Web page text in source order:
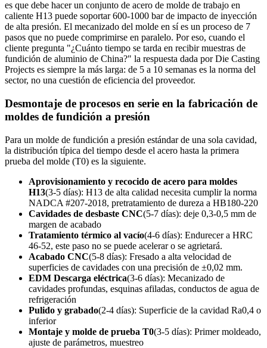
es que debe hacer un conjunto de acero de molde de trabajo en
caliente H13 puede soportar 600-1000 bar de impacto de inyección
de alta presión. El mecanizado del molde en sí es un proceso de 7
pasos que no puede comprimirse en paralelo. Por eso, cuando el
cliente pregunta "¿Cuánto tiempo se tarda en recibir muestras de
fundición de aluminio de China?" la respuesta dada por Die Casting
Projects es siempre la más larga: de 5 a 10 semanas es la norma del
sector, no una cuestión de eficiencia del proveedor.
Desmontaje de procesos en serie en la fabricación de
moldes de fundición a presión
Para un molde de fundición a presión estándar de una sola cavidad,
la distribución típica del tiempo desde el acero hasta la primera
prueba del molde (T0) es la siguiente.
Aprovisionamiento y recocido de acero para moldes
H13(3-5 días): H13 de alta calidad necesita cumplir la norma
NADCA #207-2018, pretratamiento de dureza a HB180-220
Cavidades de desbaste CNC(5-7 días): deje 0,3-0,5 mm de
margen de acabado
Tratamiento térmico al vacío(4-6 días): Endurecer a HRC
46-52, este paso no se puede acelerar o se agrietará.
Acabado CNC(5-8 días): Fresado a alta velocidad de
superficies de cavidades con una precisión de ±0,02 mm.
EDM Descarga eléctrica(3-6 días): Mecanizado de
cavidades profundas, esquinas afiladas, conductos de agua de
refrigeración
Pulido y grabado(2-4 días): Superficie de la cavidad Ra0,4 o
inferior
Montaje y molde de prueba T0(3-5 días): Primer moldeado,
ajuste de parámetros, muestreo